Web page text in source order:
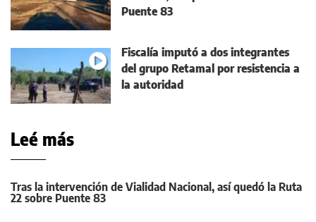
Puente 83
Fiscalía imputó a dos integrantes
del grupo Retamal por resistencia a
la autoridad
Leé más
Tras la intervención de Vialidad Nacional, así quedó la Ruta
22 sobre Puente 83